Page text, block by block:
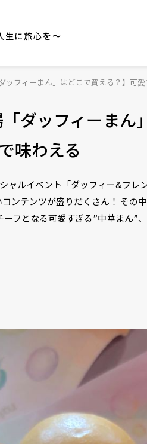
生に旅心を～
ッフィーまん」はどこで買える？】可
「ダッフィーま
味わえる
ャルイベント「ダッフィー&フ
ンテンツが盛りだくさん！ そ
フとなる可愛すぎる”中華まん”